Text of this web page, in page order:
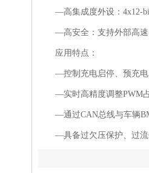
—高集成度外设：4x12-bit
—高安全：支持外部高速、
应用特点：
—控制充电启停、预充电（
—实时高精度调整PWM占
—通过CAN总线与车辆
—具备过欠压保护、过流